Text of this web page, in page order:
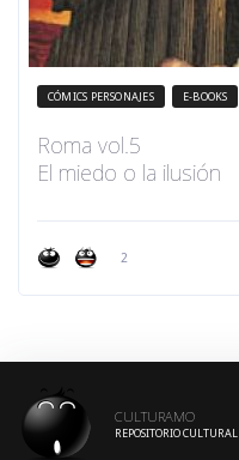
CÓMICS PERSONAJES E-BOOKS
Roma vol.5
El miedo o la ilusión
2
CULTURAMO
REPOSITORIO CULTURAL